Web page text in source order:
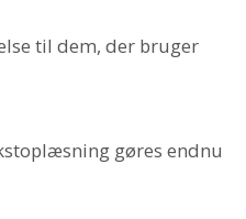
til dem, der bruger
gøres endnu